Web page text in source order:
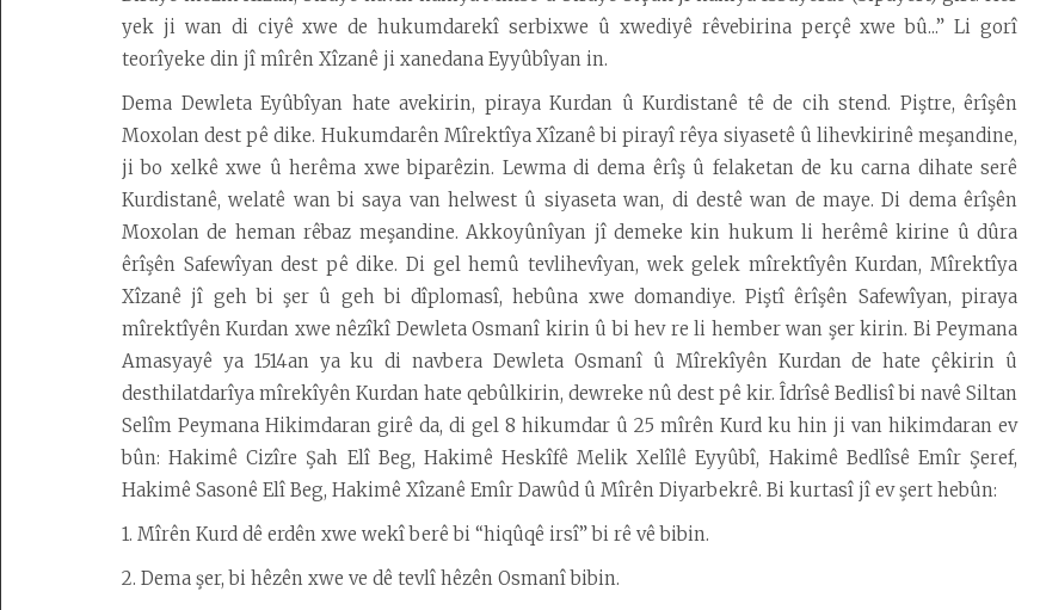
yek ji wan di ciyê xwe de hukumdarekî serbixwe û xwediyê rêvebirina perçê xwe bû...” Li gorî
teorîyeke din jî mîrên Xîzanê ji xanedana Eyyûbîyan in.
Dema Dewleta Eyûbîyan hate avekirin, piraya Kurdan û Kurdistanê tê de cih stend. Piştre, êrîşên
Moxolan dest pê dike. Hukumdarên Mîrektîya Xîzanê bi pirayî rêya siyasetê û lihevkirinê meşandine,
ji bo xelkê xwe û herêma xwe biparêzin. Lewma di dema êrîş û felaketan de ku carna dihate serê
Kurdistanê, welatê wan bi saya van helwest û siyaseta wan, di destê wan de maye. Di dema êrîşên
Moxolan de heman rêbaz meşandine. Akkoyûnîyan jî demeke kin hukum li herêmê kirine û dûra
êrîşên Safewîyan dest pê dike. Di gel hemû tevlihevîyan, wek gelek mîrektîyên Kurdan, Mîrektîya
Xîzanê jî geh bi şer û geh bi dîplomasî, hebûna xwe domandiye. Piştî êrîşên Safewîyan, piraya
mîrektîyên Kurdan xwe nêzîkî Dewleta Osmanî kirin û bi hev re li hember wan şer kirin. Bi Peymana
Amasyayê ya 1514an ya ku di navbera Dewleta Osmanî û Mîrekîyên Kurdan de hate çêkirin û
desthilatdarîya mîrekîyên Kurdan hate qebûlkirin, dewreke nû dest pê kir. Îdrîsê Bedlisî bi navê Siltan
Selîm Peymana Hikimdaran girê da, di gel 8 hikumdar û 25 mîrên Kurd ku hin ji van hikimdaran ev
bûn: Hakimê Cizîre Şah Elî Beg, Hakimê Heskîfê Melik Xelîlê Eyyûbî, Hakimê Bedlîsê Emîr Şeref,
Hakimê Sasonê Elî Beg, Hakimê Xîzanê Emîr Dawûd û Mîrên Diyarbekrê. Bi kurtasî jî ev şert hebûn:
1. Mîrên Kurd dê erdên xwe wekî berê bi “hiqûqê irsî” bi rê vê bibin.
2. Dema şer, bi hêzên xwe ve dê tevlî hêzên Osmanî bibin.